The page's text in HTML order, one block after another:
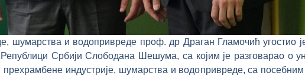
шумарства и водопривреде проф. др Драган Гламочић угостио
Републици Србији Слободана Шешума, са којим је разговарао о
индустрије, шумарства и водопривреде, са